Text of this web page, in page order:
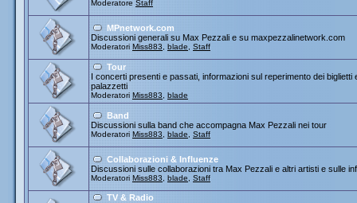
Moderatore Staff
MPnetwork.com
Discussioni generali su Max Pezzali e su maxpezzalinetwork.com
Moderatori Miss883 blade Staff
Tour
I concerti presenti e passati, informazioni sul reperimento dei
palazzetti
Moderatori Miss883 blade
Band
Discussioni sulla band che accompagna Max Pezzali nei tour
Moderatori Miss883 blade Staff
Collaborazioni & Influenze
Discussioni sulle collaborazioni tra Max Pezzali e altri artisti e sulle
Moderatori Miss883 blade Staff
TV & Radio